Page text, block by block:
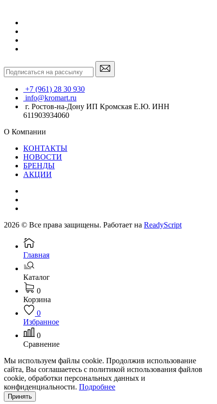
+7 (961) 28 30 930
info@kromart.ru
г. Ростов-на-Дону ИП Кромская Е.Ю. ИНН
611903934060
О Компании
КОНТАКТЫ
НОВОСТИ
БРЕНДЫ
АКЦИИ
2026 © Все права защищены. Работает на ReadyScript
Главная
Каталог
0
Корзина
0
Избранное
0
Сравнение
Мы используем файлы cookie. Продолжив использование
сайта, Вы соглашаетесь с политикой использования файлов
cookie, обработки персональных данных и
конфиденциальности. Подробнее
Принять